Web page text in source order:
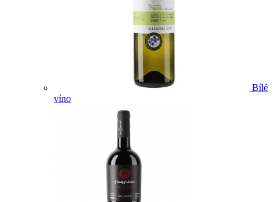
Bílé
víno